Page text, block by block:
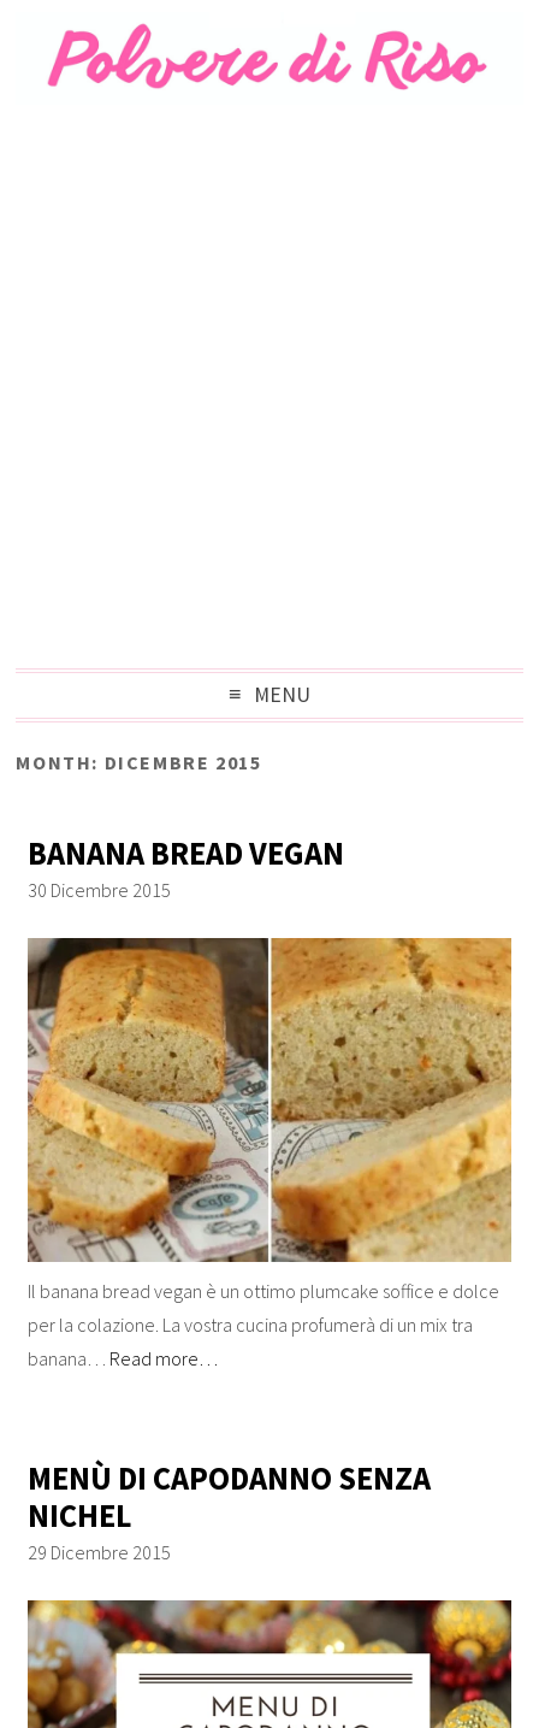
MENU
MONTH: DICEMBRE 2015
BANANA BREAD VEGAN
30 Dicembre 2015
Il banana bread vegan è un ottimo plumcake soffice e dolce
per la colazione. La vostra cucina profumerà di un mix tra
banana… Read more…
MENÙ DI CAPODANNO SENZA
NICHEL
29 Dicembre 2015